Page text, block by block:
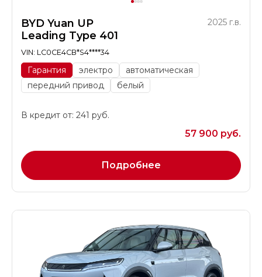
BYD Yuan UP
Leading Type 401
2025 г.в.
VIN: LC0CE4CB*S4****34
Гарантия электро
автоматическая
передний привод
белый
В кредит от: 241 руб.
57 900 руб.
Подробнее